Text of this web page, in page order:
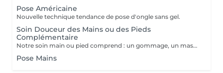
Pose Américaine
Nouvelle technique tendance de pose d'ongle sans gel.
Soin Douceur des Mains ou des Pieds
Complémentaire
Notre soin main ou pied comprend : un gommage, un masque, un massage et l'application d'une crème
Pose Mains